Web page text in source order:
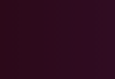
på